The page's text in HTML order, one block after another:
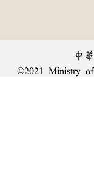
中
©2021 Ministry of